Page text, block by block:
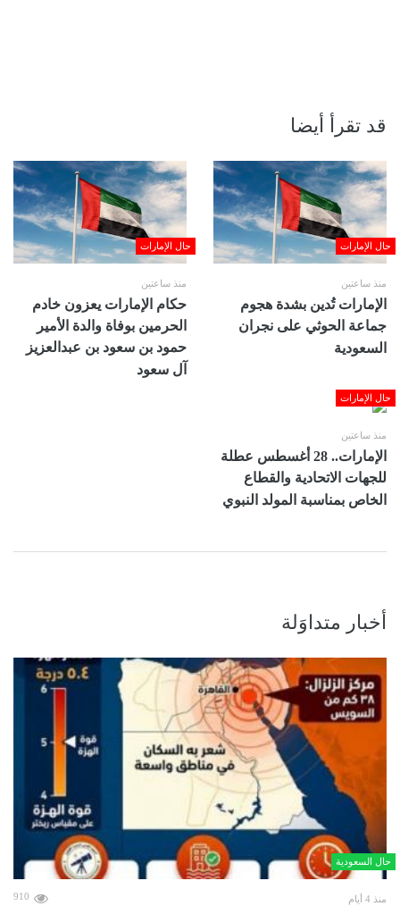
قد تقرأ أيضا
حال الإمارات
منذ ساعتين
الإمارات تُدين بشدة هجوم
جماعة الحوثي على نجران
السعودية
حال الإمارات
منذ ساعتين
حكام الإمارات يعزون خادم
الحرمين بوفاة والدة الأمير
حمود بن سعود بن عبدالعزيز
آل سعود
حال الإمارات
منذ ساعتين
الإمارات.. 28 أغسطس عطلة
للجهات الاتحادية والقطاع
الخاص بمناسبة المولد النبوي
أخبار متداوَلة
حال السعودية
منذ 4 أيام 910